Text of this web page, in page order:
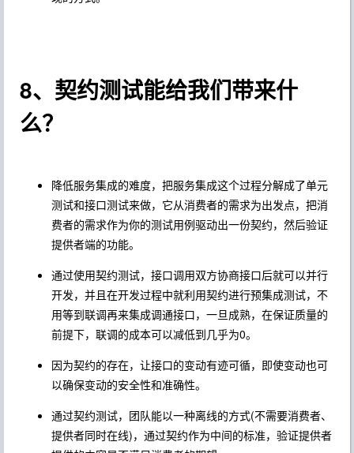
8、契约测试能给我们带来什
么？
降低服务集成的难度，把服务集成这个过程分解成了单元
测试和接口测试来做，它从消费者的需求为出发点，把消
费者的需求作为你的测试用例驱动出一份契约，然后验证
提供者端的功能。
通过使用契约测试，接口调用双方协商接口后就可以并行
开发，并且在开发过程中就利用契约进行预集成测试，不
用等到联调再来集成调通接口，一旦成熟，在保证质量的
前提下，联调的成本可以减低到几乎为0。
因为契约的存在，让接口的变动有迹可循，即使变动也可
以确保变动的安全性和准确性。
通过契约测试，团队能以一种离线的方式(不需要消费者、
提供者同时在线)，通过契约作为中间的标准，验证提供者